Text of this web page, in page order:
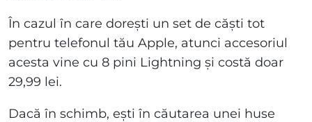
În cazul în care dorești un set de căști tot
pentru telefonul tău Apple, atunci accesoriul
acesta vine cu 8 pini Lightning și costă doar
29,99 lei.
Dacă în schimb, ești în căutarea unei huse